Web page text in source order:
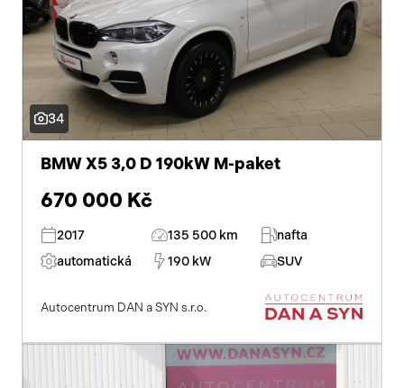
34
BMW X5 3,0 D 190kW M-paket
670 000 Kč
2017 135 500 km
nafta
automatická
190 kW SUV
Autocentrum DAN a SYN s.r.o.